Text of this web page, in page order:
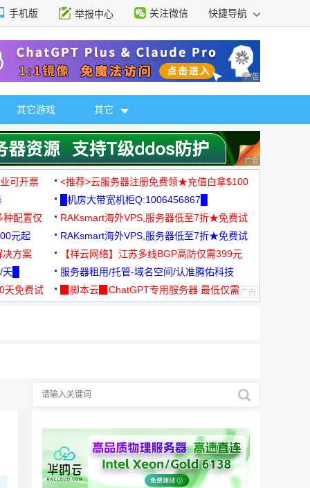
手机版 举报中心 关注微信 快捷导航
广告 商业广告，理
其它游戏 其它
广告 商业广告，理
可开票
<推荐>云服务器注册免费领★充值白拿$100
█机房大带宽机柜Q:1006456867█
种配置仅
RAKsmart海外VPS,服务器低至7折★免费试
用★
元起
RAKsmart海外VPS,服务器低至7折★免费试
用★
决方案
【祥云网络】江苏多线BGP高防仅需399元
█
服务器租用/托管-域名空间/认准腾佑科技
免费试
▉脚本云▉ChatGPT专用服务器 最低仅需